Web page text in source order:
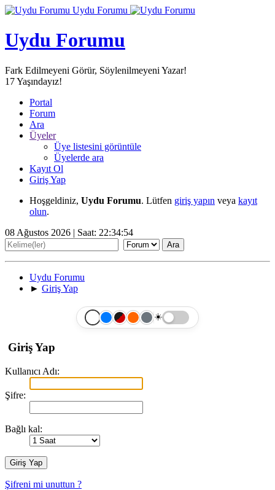
Uydu Forumu
Uydu Forumu
Fark Edilmeyeni Görür, Söylenilmeyeni Yazar!
17Yaşındayız!
Portal
Forum
Ara
Üyeler
Üye listesini görüntüle
Üyelerde ara
Kayıt Ol
Giriş Yap
Hoşgeldiniz, Uydu Forumu. Lütfen giriş yapın veya kayıt
olun.
08 Ağustos 2026 | Saat: 22:34:54
Uydu Forumu
► Giriş Yap
☀️
Giriş Yap
Kullanıcı Adı:
Şifre:
Bağlı kal:
Şifreni mi unuttun ?